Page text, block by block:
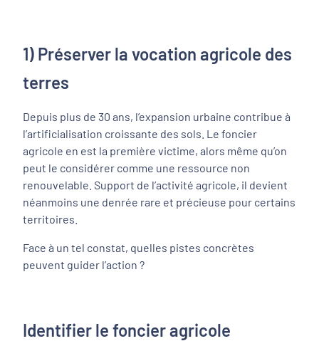
1) Préserver la vocation agricole des
terres
Depuis plus de 30 ans, l’expansion urbaine contribue à
l’artificialisation croissante des sols. Le foncier
agricole en est la première victime, alors même qu’on
peut le considérer comme une ressource non
renouvelable. Support de l’activité agricole, il devient
néanmoins une denrée rare et précieuse pour certains
territoires.
Face à un tel constat, quelles pistes concrètes
peuvent guider l’action ?
Identifier le foncier agricole